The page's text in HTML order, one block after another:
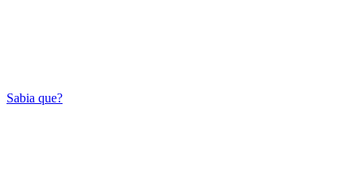
Sabia que?